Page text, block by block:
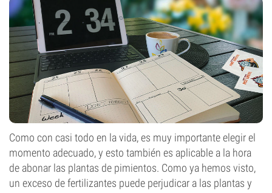
Como con casi todo en la vida, es muy importante elegir el
momento adecuado, y esto también es aplicable a la hora
de abonar las plantas de pimientos. Como ya hemos visto,
un exceso de fertilizantes puede perjudicar a las plantas y